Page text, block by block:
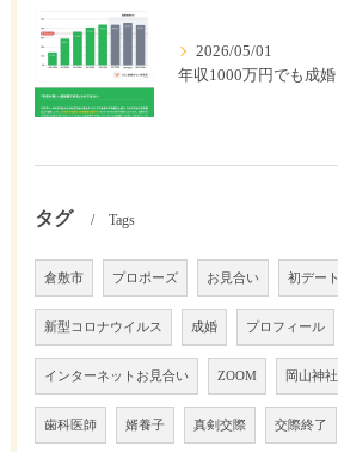
2026/05/01
タグ Tags
倉敷市 プロポーズ お見合い 初デート
新型コロナウイルス 成婚 プロフィール
インターネットお見合い ZOOM 岡山神社
歯科医師 婿養子 真剣交際 交際終了